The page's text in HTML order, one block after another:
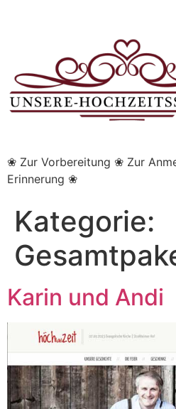
❀ Zur Vorbereitung ❀ Zur
Erinnerung ❀
Kategorie:
Karin und Andi